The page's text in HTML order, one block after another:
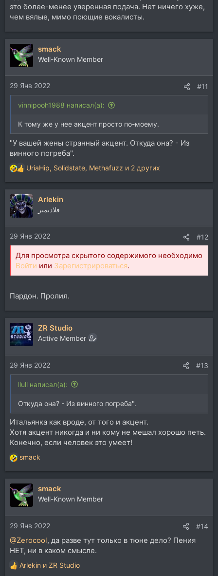
это более-менее уверенная подача. Нет ничего хуже,
чем вялые, мимо поющие вокалисты.
smack
Well-Known Member
29 Янв 2022 #11
vinnipooh1988 написал(а):
К тому же у нее акцент просто по-моему.
"У вашей жены странный акцент. Откуда она? - Из
винного погреба".
Р
е
а
к
ц
и
и
:
UriaHip, Solidstate, Methafuzz и 2 других
Arlekin
فلاديمير
29 Янв 2022 #12
Для просмотра скрытого содержимого необходимо
Войти или Зарегистрироваться.
Пардон. Пролил.
ZR Studio
Active Member
29 Янв 2022 #13
llull написал(а):
Откуда она? - Из винного погреба".
Итальянка как вроде, от того и акцент.
Хотя акцент никогда и ни кому не мешал хорошо петь.
Конечно, если человек это умеет!
Р
е
а
к
и
и
:
smack
smack
Well-Known Member
29 Янв 2022 #14
@Zerocool, да разве тут только в тюне дело? Пения
НЕТ, ни в каком смысле.
Р
Arlekin и ZR Studio